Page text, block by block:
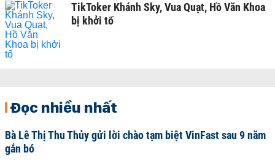
TikToker Khánh Sky, Vua Quạt, Hồ Văn Khoa
bị khởi tố
Đọc nhiều nhất
Bà Lê Thị Thu Thủy gửi lời chào tạm biệt VinFast sau 9 năm
gắn bó